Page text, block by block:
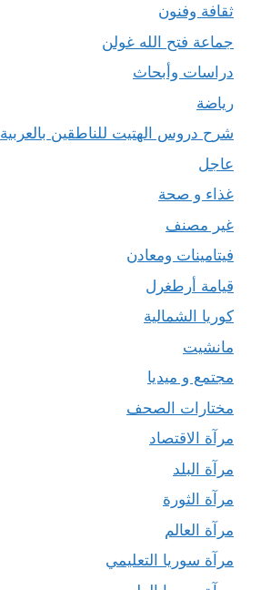
ثقافة وفنون
جماعة فتح الله غولن
دراسات وأبحاث
رياضة
شرح دروس الهتيت للناطقين بالعربية
عاجل
غذاء و صحة
غير مصنف
فيتامينات ومعادن
قيامة أرطغرل
كوريا الشمالية
مانشيت
مجتمع و ميديا
مختارات الصحف
مرآة الاقتصاد
مرآة البلد
مرآة الثورة
مرآة العالم
مرآة سوريا التعليمي